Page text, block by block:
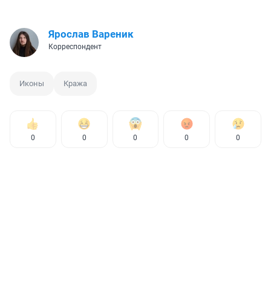
Ярослав Вареник
Корреспондент
Иконы Кража
0 0 0 0 0